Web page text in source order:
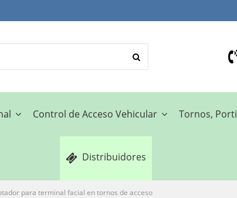
Control de Acceso Vehicular Tornos,
Distribuidores
para terminal facial en tornos de acceso